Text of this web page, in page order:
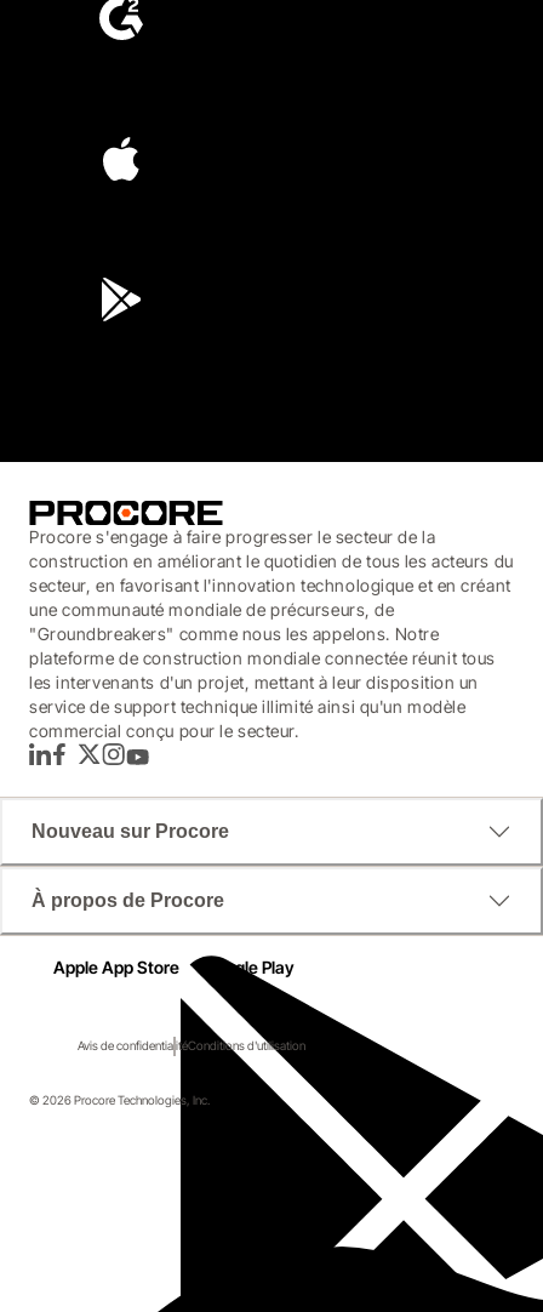
Procore s'engage à faire progresser le secteur de la
construction en améliorant le quotidien de tous les acteurs du
secteur, en favorisant l'innovation technologique et en créant
une communauté mondiale de précurseurs, de
"Groundbreakers" comme nous les appelons. Notre
plateforme de construction mondiale connectée réunit tous
les intervenants d'un projet, mettant à leur disposition un
service de support technique illimité ainsi qu'un modèle
commercial conçu pour le secteur.
LinkedInFacebook
TwitterInstagram
YouTube
Nouveau sur Procore
À propos de Procore
Apple App Store Google Play
Avis de confidentialitéConditions d'utilisation
© 2026 Procore Technologies, Inc.